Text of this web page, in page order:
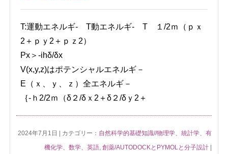
T:運動エネルギ- T動エネルギ- T １/2ｍ（ｐｘ
2＋ｐｙ2＋ｐｚ2）
Px＞-ihδ/δx
V(x,y,z)はポテンシャルエネルギ－
E（ｘ、ｙ、ｚ）全エネルギ－
｛-ｈ2/2ｍ（δ２/δｘ2＋δ２/δｙ2＋
2024年7月1日 | カテゴリー： 自然科学的基礎知識//物理学、統計学、有
機化学、数学、英語, 創薬/AUTODOCKとPYMOLと分子設計|